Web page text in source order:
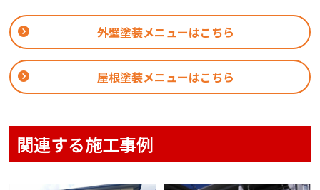
外壁塗装メニューはこちら
屋根塗装メニューはこちら
関連する施工事例